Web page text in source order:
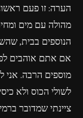
הערה: זו פעם
מהולה עם מים
הנוספים בבית,
אם אתם אוהבים
מוספים הרבה. אני
לשולי הכוס ולא
ציינתי שמדובר